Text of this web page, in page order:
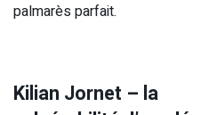
palmarès parfait.
Kilian Jornet – la